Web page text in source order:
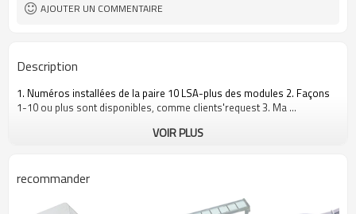
AJOUTER UN COMMENTAIRE
Description
1. Numéros installées de la paire 10 LSA-plus des modules 2. Façons
1-10 ou plus sont disponibles, comme clients'request 3. Ma ...
VOIR PLUS
recommander